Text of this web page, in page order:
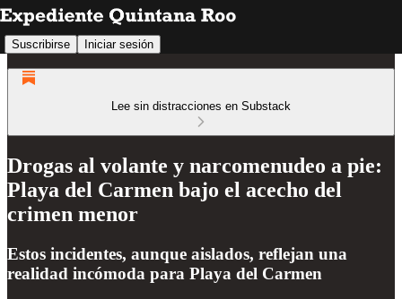
Suscribirse Iniciar sesión
Lee sin distracciones en Substack
Drogas al volante y narcomenudeo a pie:
Playa del Carmen bajo el acecho del
crimen menor
Estos incidentes, aunque aislados, reflejan una
realidad incómoda para Playa del Carmen